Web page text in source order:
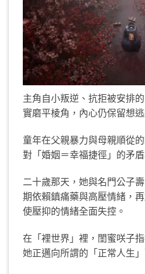
主角自小叛逆、抗拒被安排
實磨平棱角，內心仍保留想
童年在父親暴力與母親順從
對「婚姻＝幸福捷徑」的矛盾
二十歲那天，她與名門公子
期依賴鎮痛藥與高壓情緒，
使壓抑的情緒全面失控。
在「裡世界」裡，閨蜜咲子
她正邁向所謂的「正常人生